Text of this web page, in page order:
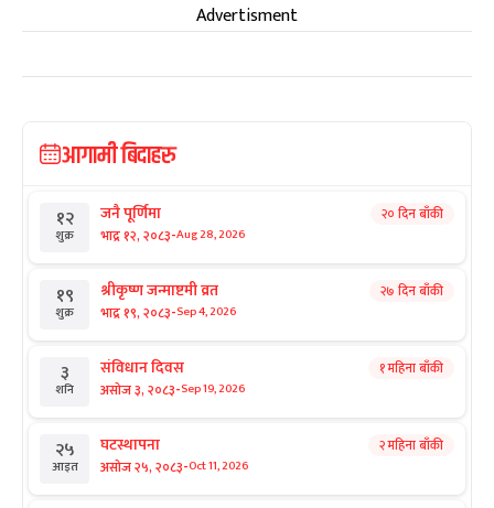
Advertisment
आगामी बिदाहरु
१२
शुक्र
जनै पूर्णिमा
भाद्र १२, २०८३-Aug 28, 2026
२० दिन बाँकी
१९
शुक्र
श्रीकृष्ण जन्माष्टमी व्रत
भाद्र १९, २०८३-Sep 4, 2026
२७ दिन बाँकी
३
शनि
संविधान दिवस
असोज ३, २०८३-Sep 19, 2026
१ महिना बाँकी
२५
आइत
घटस्थापना
असोज २५, २०८३-Oct 11, 2026
२ महिना बाँकी